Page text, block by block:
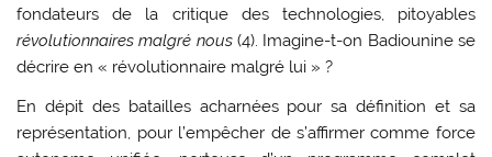
fondateurs de la critique des technologies, pitoyables
révolutionnaires malgré nous(4). Imagine-t-on Badiounine se
décrire en « révolutionnaire malgré lui » ?
En dépit des batailles acharnées pour sa définition et sa
représentation, pour l’empêcher de s’affirmer comme force